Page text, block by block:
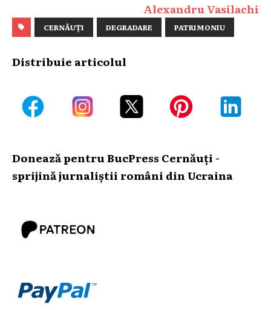
Alexandru Vasilachi
CERNĂUȚI DEGRADARE PATRIMONIU
Distribuie articolul
Donează pentru BucPress Cernăuți -
sprijină jurnaliștii români din Ucraina